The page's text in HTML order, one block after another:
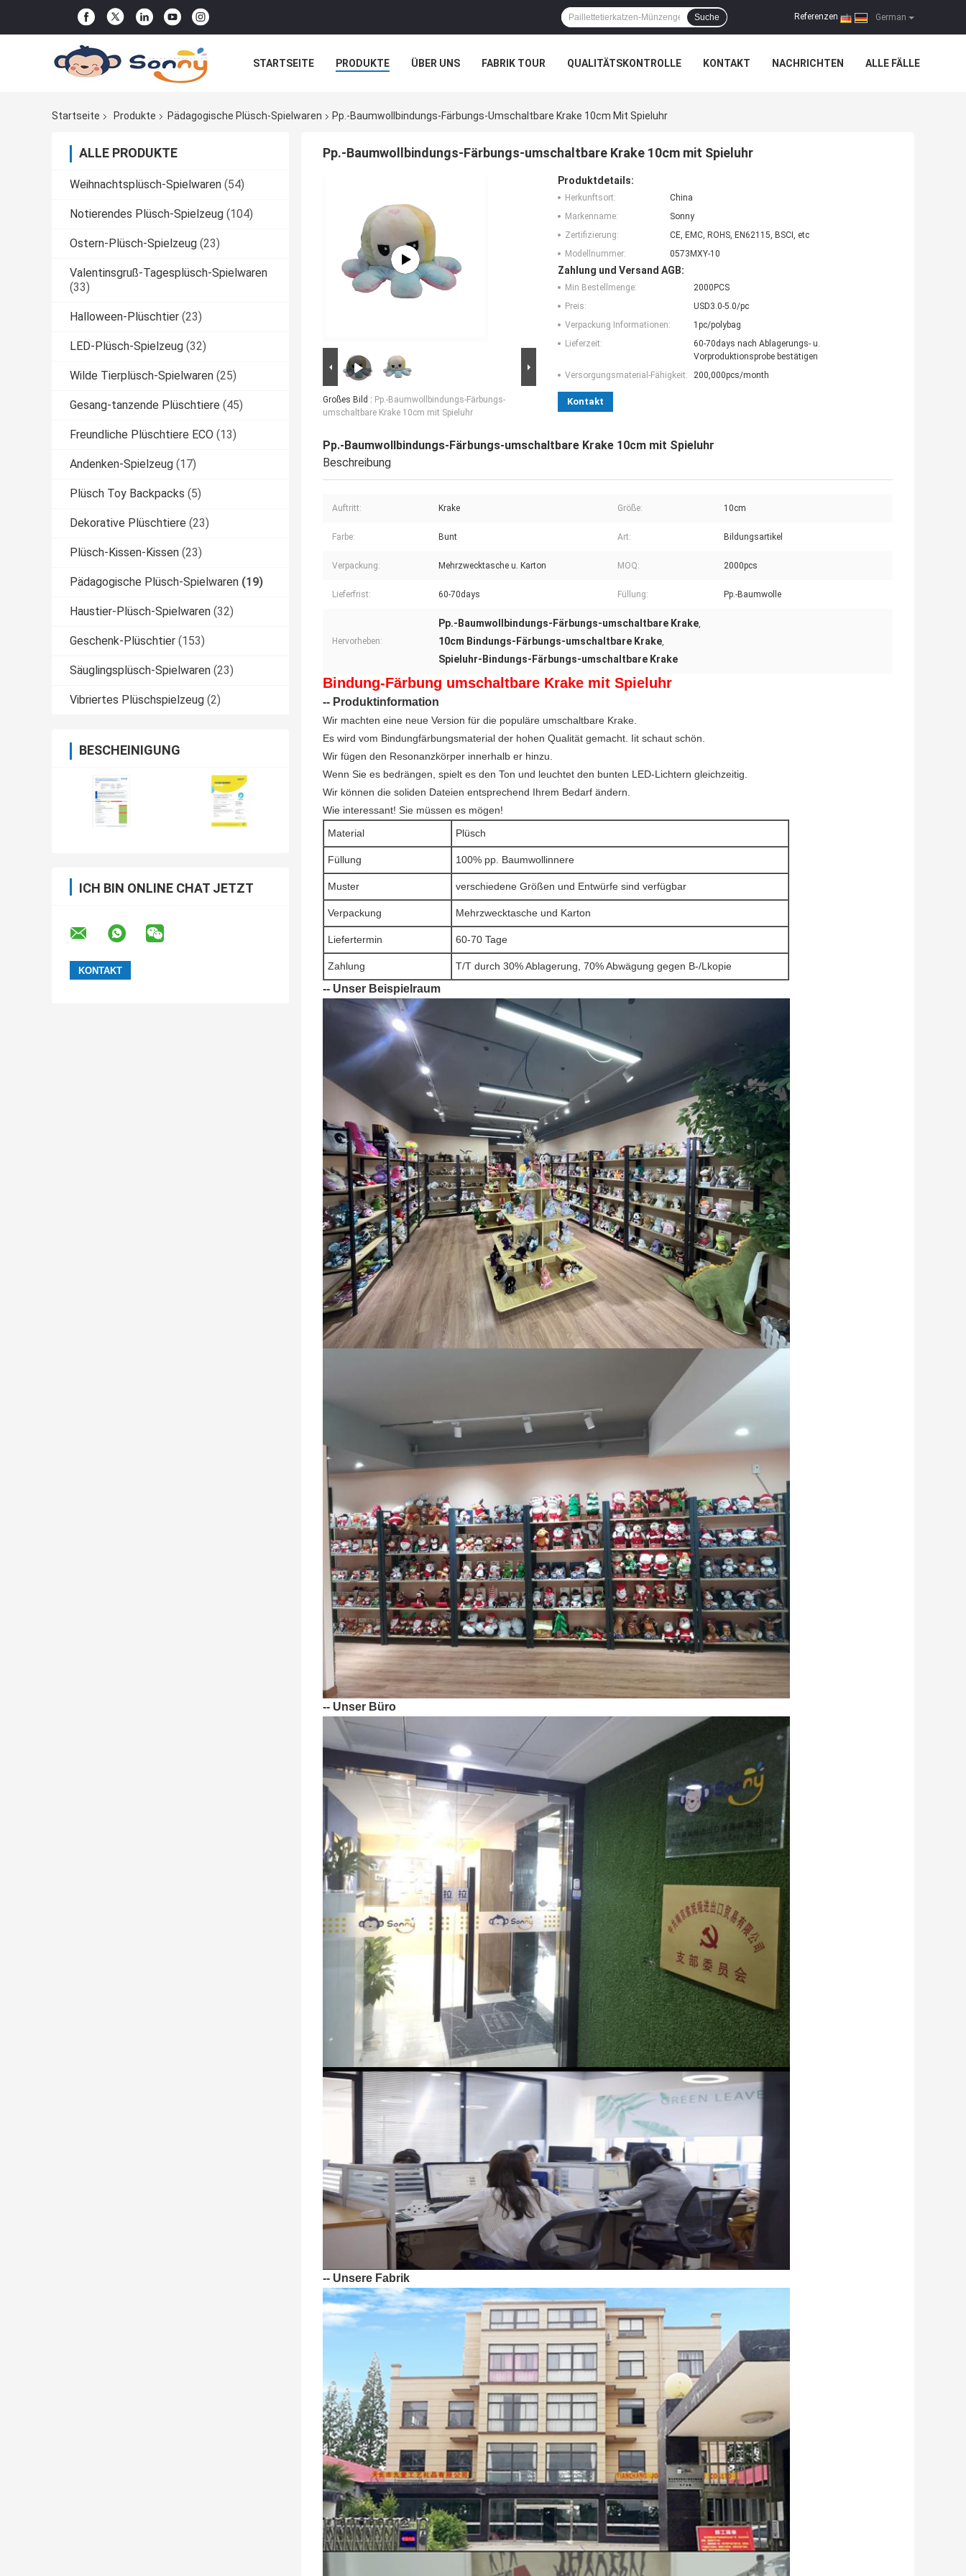
German
Referenzen |
Suche
STARTSEITE PRODUKTE ÜBER UNS FABRIK TOUR QUALITÄTSKONTROLLE KONTAKT NACHRICHTEN ALLE FÄLLE
Startseite
Produkte Pädagogische Plüsch-Spielwaren Pp.-Baumwollbindungs-Färbungs-Umschaltbare Krake 10cm Mit Spieluhr
ALLE PRODUKTE
Weihnachtsplüsch-Spielwaren (54)
Notierendes Plüsch-Spielzeug (104)
Ostern-Plüsch-Spielzeug (23)
Valentinsgruß-Tagesplüsch-Spielwaren
(33)
Halloween-Plüschtier (23)
LED-Plüsch-Spielzeug (32)
Wilde Tierplüsch-Spielwaren (25)
Gesang-tanzende Plüschtiere (45)
Freundliche Plüschtiere ECO (13)
Andenken-Spielzeug (17)
Plüsch Toy Backpacks (5)
Dekorative Plüschtiere (23)
Plüsch-Kissen-Kissen (23)
Pädagogische Plüsch-Spielwaren (19)
Haustier-Plüsch-Spielwaren (32)
Geschenk-Plüschtier (153)
Säuglingsplüsch-Spielwaren (23)
Vibriertes Plüschspielzeug (2)
BESCHEINIGUNG
ICH BIN ONLINE CHAT JETZT
Pp.-Baumwollbindungs-Färbungs-umschaltbare Krake 10cm mit Spieluhr
Großes Bild : Pp.-Baumwollbindungs-Färbungs-
umschaltbare Krake 10cm mit Spieluhr
Produktdetails:
Herkunftsort:
China
Markenname:
Sonny
Zertifizierung:
CE, EMC, ROHS, EN62115, BSCI, etc
Modellnummer:
0573MXY-10
Zahlung und Versand AGB:
Min Bestellmenge:
2000PCS
Preis:
USD3.0-5.0/pc
Verpackung Informationen:
1pc/polybag
Lieferzeit:
60-70days nach Ablagerungs- u.
Vorproduktionsprobe bestätigen
Versorgungsmaterial-Fähigkeit:
200,000pcs/month
Kontakt
Pp.-Baumwollbindungs-Färbungs-umschaltbare Krake 10cm mit Spieluhr
Beschreibung
Auftritt: Krake Größe: 10cm
Farbe: Bunt Art: Bildungsartikel
Verpackung: Mehrzwecktasche u. Karton MOQ: 2000pcs
Lieferfrist: 60-70days Füllung: Pp.-Baumwolle
Hervorheben:
Pp.-Baumwollbindungs-Färbungs-umschaltbare Krake,
10cm Bindungs-Färbungs-umschaltbare Krake,
Spieluhr-Bindungs-Färbungs-umschaltbare Krake
Bindung-Färbung umschaltbare Krake mit Spieluhr
-- Produktinformation
Wir machten eine neue Version für die populäre umschaltbare Krake.
Es wird vom Bindungfärbungsmaterial der hohen Qualität gemacht. Iit schaut schön.
Wir fügen den Resonanzkörper innerhalb er hinzu.
Wenn Sie es bedrängen, spielt es den Ton und leuchtet den bunten LED-Lichtern gleichzeitig.
Wir können die soliden Dateien entsprechend Ihrem Bedarf ändern.
Wie interessant! Sie müssen es mögen!
Material
Plüsch
Füllung 100% pp. Baumwollinnere
Muster verschiedene Größen und Entwürfe sind verfügbar
Verpackung Mehrzwecktasche und Karton
Liefertermin 60-70 Tage
Zahlung T/T durch 30% Ablagerung, 70% Abwägung gegen B-/Lkopie
-- Unser Beispielraum
-- Unser Büro
-- Unsere Fabrik